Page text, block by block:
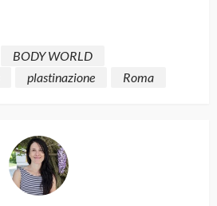
BODY WORLD
plastinazione Roma